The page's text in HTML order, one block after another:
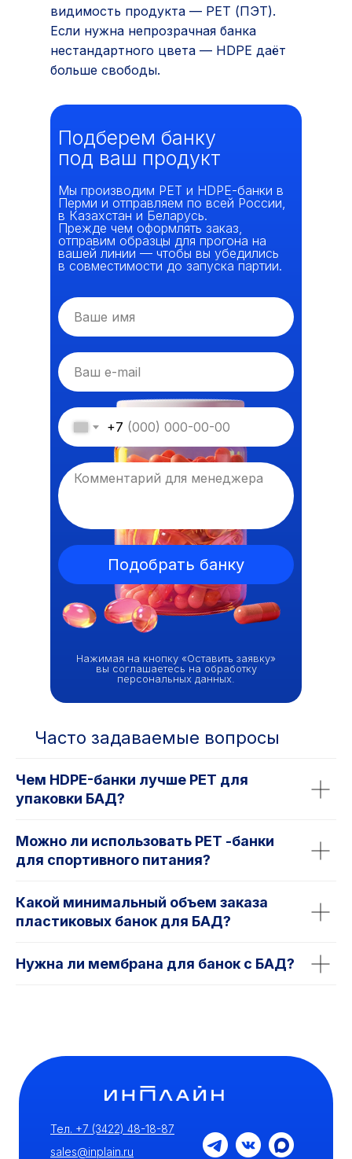
видимость продукта — РЕТ (ПЭТ).
Если нужна непрозрачная банка
нестандартного цвета — HDPE даёт
больше свободы.
Подберем банку
под ваш продукт
Мы производим РЕТ и HDPE-банки в
Перми и отправляем по всей России,
в Казахстан и Беларусь.
Прежде чем оформлять заказ,
отправим образцы для прогона на
вашей линии — чтобы вы убедились
в совместимости до запуска партии.
+7
Подобрать банку
Нажимая на кнопку «Оставить заявку»
вы соглашаетесь на обработку
персональных данных.
Часто задаваемые вопросы
Чем HDPE-банки лучше РЕТ для
упаковки БАД?
Можно ли использовать РЕТ -банки
для спортивного питания?
Какой минимальный объем заказа
пластиковых банок для БАД?
Нужна ли мембрана для банок с БАД?
sales@inplain.ru
Тел. +7 (3422) 48-18-87